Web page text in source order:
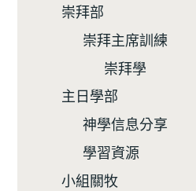
崇拜部
崇拜主席訓練
崇拜學
主日學部
神學信息分享
學習資源
小組關牧